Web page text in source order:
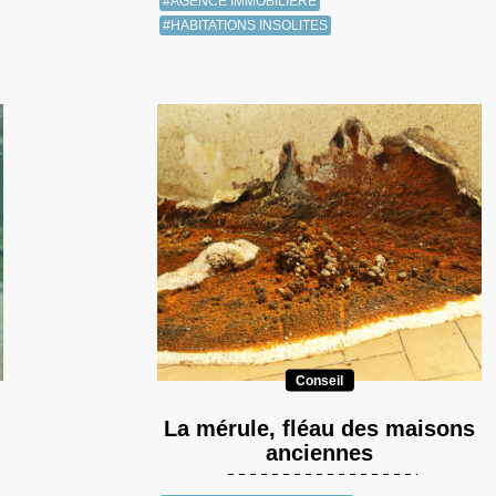
#HABITATIONS INSOLITES
Conseil
La mérule, fléau des maisons
anciennes